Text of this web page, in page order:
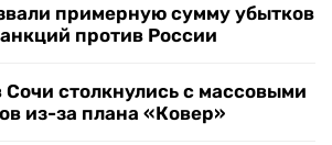
примерную сумму убытков
против России
столкнулись с массовыми
из-за плана «Ковер»